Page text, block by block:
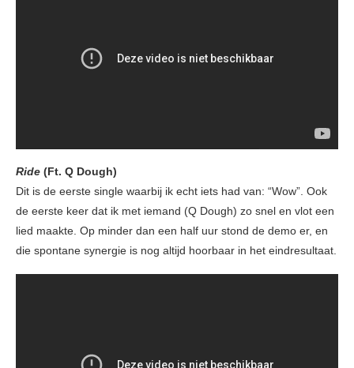
Ride (Ft. Q Dough)
Dit is de eerste single waarbij ik echt iets had van: “Wow”. Ook
de eerste keer dat ik met iemand (Q Dough) zo snel en vlot een
lied maakte. Op minder dan een half uur stond de demo er, en
die spontane synergie is nog altijd hoorbaar in het eindresultaat.